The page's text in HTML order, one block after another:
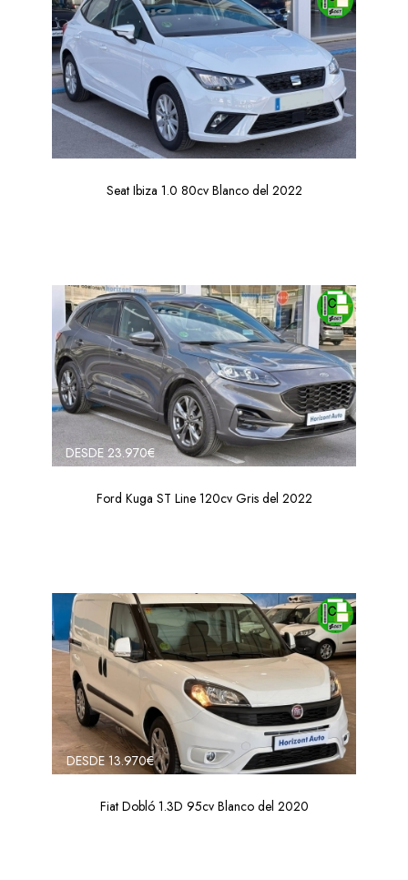
Seat Ibiza 1.0 80cv Blanco del 2022
DESDE 23.970€
Ford Kuga ST Line 120cv Gris del 2022
DESDE 13.970€
Fiat Dobló 1.3D 95cv Blanco del 2020